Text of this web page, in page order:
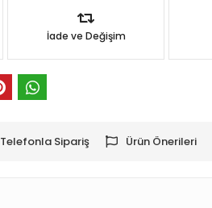
İade ve Değişim
Telefonla Sipariş Ürün Önerileri